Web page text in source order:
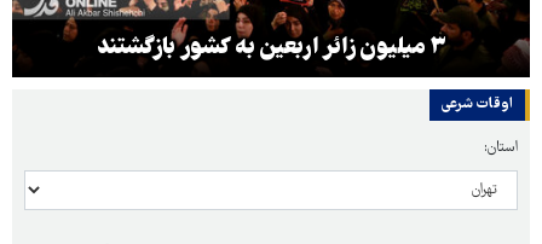
۳ میلیون زائر اربعین به کشور بازگشتند
اوقات شرعی
استان: